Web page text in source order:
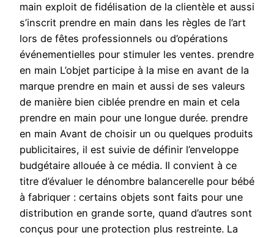
main exploit de fidélisation de la clientèle et aussi
s’inscrit prendre en main dans les règles de l’art
lors de fêtes professionnels ou d’opérations
événementielles pour stimuler les ventes. prendre
en main L’objet participe à la mise en avant de la
marque prendre en main et aussi de ses valeurs
de manière bien ciblée prendre en main et cela
prendre en main pour une longue durée. prendre
en main Avant de choisir un ou quelques produits
publicitaires, il est suivie de définir l’enveloppe
budgétaire allouée à ce média. Il convient à ce
titre d’évaluer le dénombre balancerelle pour bébé
à fabriquer : certains objets sont faits pour une
distribution en grande sorte, quand d’autres sont
conçus pour une protection plus restreinte. La